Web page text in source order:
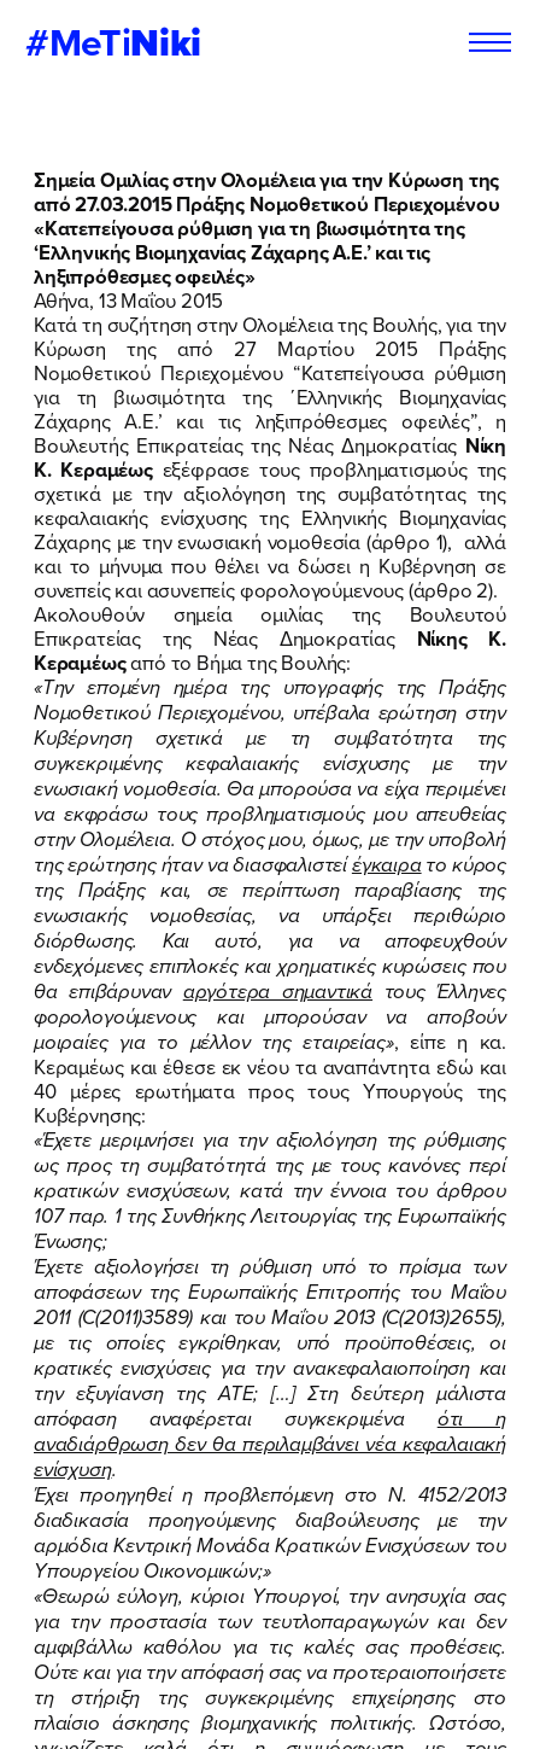
ΠΟΙΑ ΕΙΜΑΙ
#MeTiNiki
Σημεία Ομιλίας στην Ολομέλεια για την Κύρωση της
από 27.03.2015 Πράξης Νομοθετικού Περιεχομένου
«Κατεπείγουσα ρύθμιση για τη βιωσιμότητα της
‘Ελληνικής Βιομηχανίας Ζάχαρης Α.Ε.’ και τις
ληξιπρόθεσμες οφειλές»
Αθήνα, 13 Μαΐου 2015
Κατά τη συζήτηση στην Ολομέλεια της Βουλής, για την
Κύρωση της από 27 Μαρτίου 2015 Πράξης
Νομοθετικού Περιεχομένου “Κατεπείγουσα ρύθμιση
για τη βιωσιμότητα της ΄Ελληνικής Βιομηχανίας
Ζάχαρης Α.Ε.’ και τις ληξιπρόθεσμες οφειλές”, η
Βουλευτής Επικρατείας της Νέας Δημοκρατίας Νίκη
Κ. Κεραμέωςεξέφρασε τους προβληματισμούς της
σχετικά με την αξιολόγηση της συμβατότητας της
κεφαλαιακής ενίσχυσης της Ελληνικής Βιομηχανίας
Ζάχαρης με την ενωσιακή νομοθεσία (άρθρο 1), αλλά
και το μήνυμα που θέλει να δώσει η Κυβέρνηση σε
συνεπείς και ασυνεπείς φορολογούμενους (άρθρο 2).
Ακολουθούν σημεία ομιλίας της Βουλευτού
Επικρατείας της Νέας Δημοκρατίας Νίκης Κ.
Κεραμέωςαπό το Βήμα της Βουλής:
«Την επομένη ημέρα της υπογραφής της Πράξης
Νομοθετικού Περιεχομένου, υπέβαλα ερώτηση στην
Κυβέρνηση σχετικά με τη συμβατότητα της
συγκεκριμένης κεφαλαιακής ενίσχυσης με την
ενωσιακή νομοθεσία. Θα μπορούσα να είχα περιμένει
να εκφράσω τους προβληματισμούς μου απευθείας
στην Ολομέλεια. Ο στόχος μου, όμως, με την υποβολή
της ερώτησης ήταν να διασφαλιστείέγκαιρατο κύρος
της Πράξης και, σε περίπτωση παραβίασης της
ενωσιακής νομοθεσίας, να υπάρξει περιθώριο
διόρθωσης. Και αυτό, για να αποφευχθούν
ενδεχόμενες επιπλοκές και χρηματικές κυρώσεις που
θα επιβάρυναν αργότερα σημαντικά τους Έλληνες
φορολογούμενους και μπορούσαν να αποβούν
μοιραίες για το μέλλον της εταιρείας», είπε η κα.
Κεραμέως και έθεσε εκ νέου τα αναπάντητα εδώ και
40 μέρες ερωτήματα προς τους Υπουργούς της
Κυβέρνησης:
«Έχετε μεριμνήσει για την αξιολόγηση της ρύθμισης
ως προς τη συμβατότητά της με τους κανόνες περί
κρατικών ενισχύσεων, κατά την έννοια του άρθρου
107 παρ. 1 της Συνθήκης Λειτουργίας της Ευρωπαϊκής
Ένωσης;
Έχετε αξιολογήσει τη ρύθμιση υπό το πρίσμα των
αποφάσεων της Ευρωπαϊκής Επιτροπής του Μαΐου
2011 (C(2011)3589) και του Μαΐου 2013 (C(2013)2655),
με τις οποίες εγκρίθηκαν, υπό προϋποθέσεις, οι
κρατικές ενισχύσεις για την ανακεφαλαιοποίηση και
την εξυγίανση της ΑΤΕ; […] Στη δεύτερη μάλιστα
απόφαση αναφέρεται συγκεκριμένα ότι η
αναδιάρθρωση δεν θα περιλαμβάνει νέα κεφαλαιακή
ενίσχυση.
Έχει προηγηθεί η προβλεπόμενη στο Ν. 4152/2013
διαδικασία προηγούμενης διαβούλευσης με την
αρμόδια Κεντρική Μονάδα Κρατικών Ενισχύσεων του
Υπουργείου Οικονομικών;»
«Θεωρώ εύλογη, κύριοι Υπουργοί, την ανησυχία σας
για την προστασία των τευτλοπαραγωγών και δεν
αμφιβάλλω καθόλου για τις καλές σας προθέσεις.
Ούτε και για την απόφασή σας να προτεραιοποιήσετε
τη στήριξη της συγκεκριμένης επιχείρησης στο
πλαίσιο άσκησης βιομηχανικής πολιτικής. Ωστόσο,
Φόρμα
Εθελοντή
Εάν θέλετε να ενημερώνεστε για τις
δράσεις μας, μπορείτε να δηλώσετε
παρακάτω τα στοιχεία σας:
ΣΥΜΠΛΗΡΩΣΤΕ ΤΗ ΦΟΡΜΑ
ΟΝΟΜΑ
ΕΠΙΘΕΤΟ*
ΤΗΛΕΦΩΝΟ *
EMAIL*
Αποδέχομαι τηνΠολιτική
Προστασίας Προσωπικών
Δεδομένωνκαι τους τουςΌρους
Χρήσηςτου δικτυακού τόπου του
Πολιτικού Γραφείου της Βουλευτού
Νίκης Κεραμέως
ΥΠΟΒΟΛΗ
Εγγραφή στο
Newsletter
Εάν θέλετε να ενημερώνεστε για τις
δράσεις μας, μπορείτε να δηλώσετε
παρακάτω τα στοιχεία σας:
ΣΥΜΠΛΗΡΩΣΤΕ ΤΗ ΦΟΡΜΑ
ΟΝΟΜΑ
ΕΠΙΘΕΤΟ*
ΤΗΛΕΦΩΝΟ
EMAIL*
Αποδέχομαι τηνΠολιτική
Προστασίας Προσωπικών
Δεδομένωνκαι τους τουςΌρους
Χρήσηςτου δικτυακού τόπου του
Πολιτικού Γραφείου της Βουλευτού
Νίκης Κεραμέως
ΥΠΟΒΟΛΗ